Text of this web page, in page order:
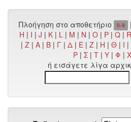
Πλοήγηση στο αποθετήριο 0-9
H | I | J | K | L | M | N | O | P | Q | R
| Z | Α | Β | Γ | Δ | Ε | Ζ | Η | Θ | Ι |
Ρ | Σ | Τ | Υ | Φ | Χ
ή εισάγετε λίγα